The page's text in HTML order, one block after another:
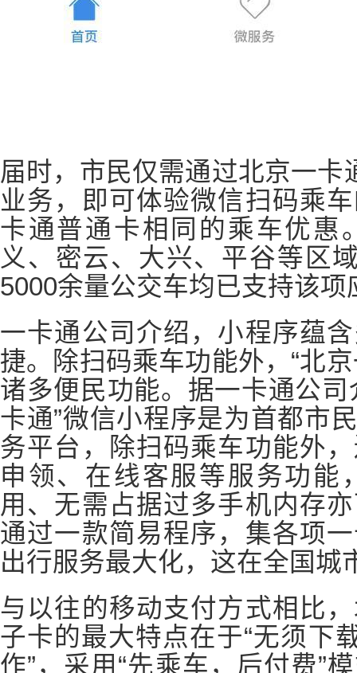
届时，市民仅需通过北京一卡
业务，即可体验微信扫码乘
卡通普通卡相同的乘车优惠
义、密云、大兴、平谷等区
5000余量公交车均已支持该项
一卡通公司介绍，小程序蕴
捷。除扫码乘车功能外，“北
诸多便民功能。据一卡通公
卡通”微信小程序是为首都市
务平台，除扫码乘车功能外
申领、在线客服等服务功能
用、无需占据过多手机内存
通过一款简易程序，集各项
出行服务最大化，这在全国城
与以往的移动支付方式相比
子卡的最大特点在于“无须下
作”，采用“先乘车，后付费”